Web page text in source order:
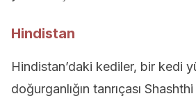
Hindistan
Hindistan’daki kediler, bir kedi
doğurganlığın tanrıçası